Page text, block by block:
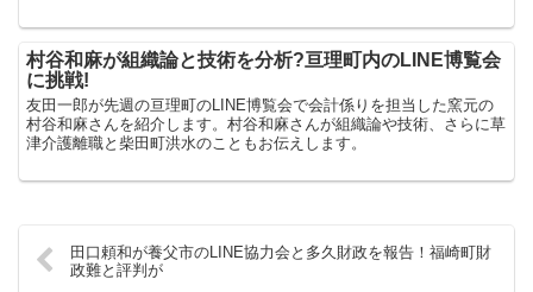
村谷和麻が組織論と技術を分析?亘理町内のLINE博覧会
に挑戦!
友田一郎が先週の亘理町のLINE博覧会で会計係りを担当した窯元の
村谷和麻さんを紹介します。村谷和麻さんが組織論や技術、さらに草
津介護離職と柴田町洪水のこともお伝えします。
田口頼和が養父市のLINE協力会と多久財政を報告！福崎町財
政難と評判が